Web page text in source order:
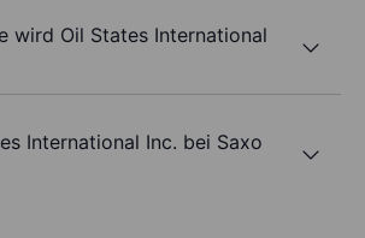
wird Oil States International
International Inc. bei Saxo